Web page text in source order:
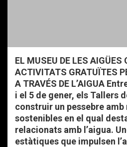
EL MUSEU DE LES AIGÜES
ACTIVITATS GRATUÏTES
A TRAVÉS DE L’AIGUA
i el 5 de gener, els Tallers
construir un pessebre
sostenibles en el qual
relacionats amb l’aigua.
estàtiques que impulsen